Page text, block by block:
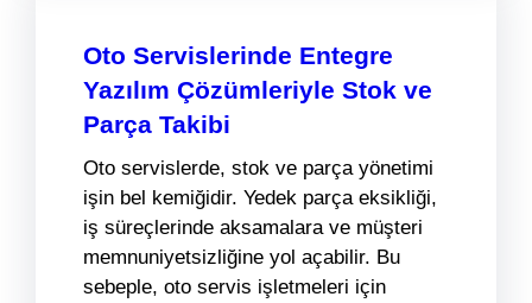
Oto Servislerinde Entegre
Yazılım Çözümleriyle Stok ve
Parça Takibi
Oto servislerde, stok ve parça yönetimi
işin bel kemiğidir. Yedek parça eksikliği,
iş süreçlerinde aksamalara ve müşteri
memnuniyetsizliğine yol açabilir. Bu
sebeple, oto servis işletmeleri için